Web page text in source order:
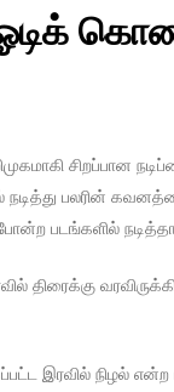
சிறப்பான
நடித்து பலரின்
படங்களில்
திரைக்கு
இரவில் நிழல் என்ற